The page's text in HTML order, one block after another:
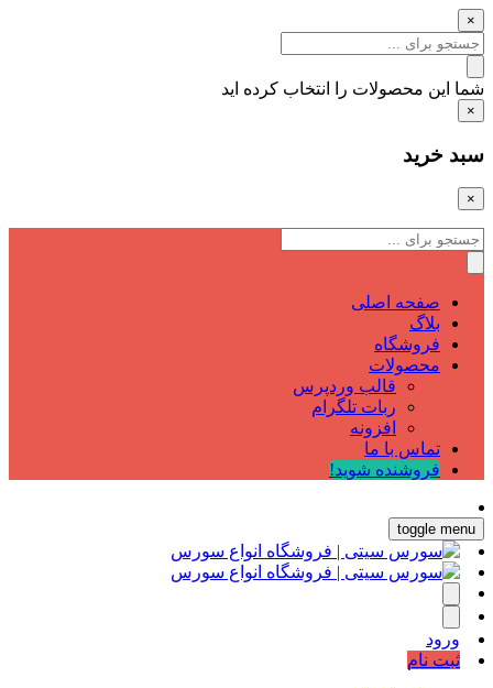
×
شما این محصولات را انتخاب کرده اید
×
سبد خرید
×
صفحه اصلی
بلاگ
فروشگاه
محصولات
قالب وردپرس
ربات تلگرام
افزونه
تماس با ما
فروشنده شوید!
toggle menu
ورود
ثبت نام